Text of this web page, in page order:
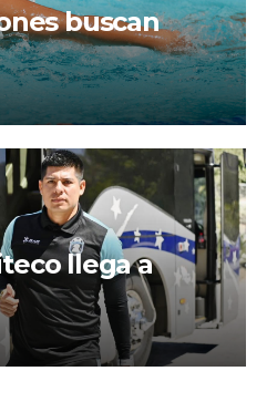
buscan
llega a